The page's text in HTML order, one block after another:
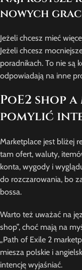
nowych
Jeżeli chcesz mieć
Jeżeli chcesz
poradnikach. To nie są
odpowiadają na inne
PoE2 shop
pomylić
Marketplace jest bliżej
tam ofert, waluty,
konta, wygody i
do rozczarowania, bo
bossa.
Warto też uważać na
shop”, choć mają na
„Path of Exile 2
miesza polskie i
intencję wyjaśniać.